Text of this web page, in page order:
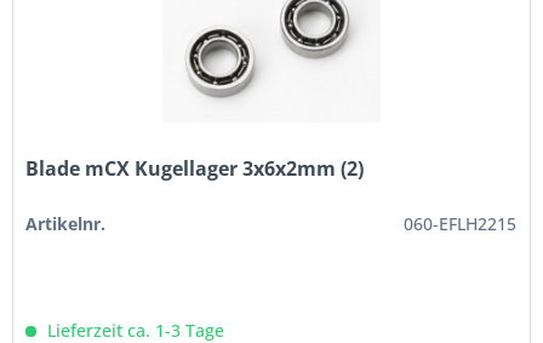
Blade mCX Kugellager 3x6x2mm (2)
Artikelnr. 060-EFLH2215
Lieferzeit ca. 1-3 Tage